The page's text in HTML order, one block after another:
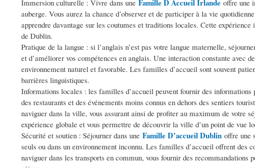
Immersion culturelle : Vivre dans une Famille D Accueil Irlande offre une
auberge. Vous aurez la chance d’observer et de participer à la vie
apprendre davantage sur les coutumes et traditions locales. Cette
de Dublin.
Pratique de la langue : si l’anglais n’est pas votre langue maternelle,
et d’améliorer vos compétences en anglais. Une interaction constante avec
environnement naturel et favorable. Les familles d’accueil sont souvent
barrières linguistiques.
Informations locales : les familles d’accueil peuvent fournir des
des restaurants et des événements moins connus en dehors des sentiers
naviguer dans la ville, vous assurant ainsi de profiter au maximum de votre
expérience globale et vous permettre de découvrir la ville d’un point de vue
Sécurité et soutien : Séjourner dans une Famille D’accueil Dublin offre une
seuls ou dans un environnement inconnu. Les familles d’accueil offrent des
naviguer dans les transports en commun, vous fournir des